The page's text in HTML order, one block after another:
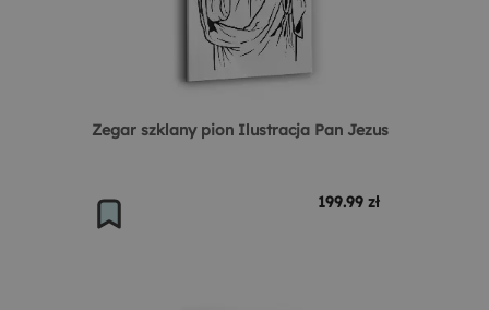
Zegar szklany pion Ilustracja Pan Jezus
199.99 zł